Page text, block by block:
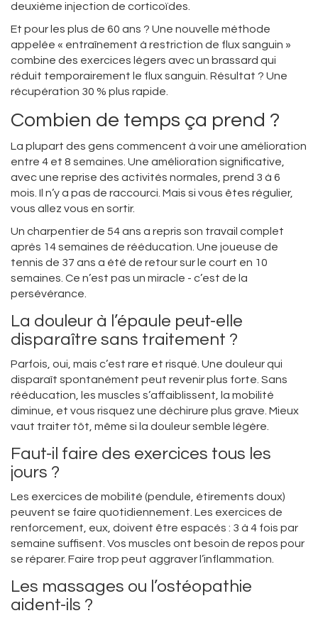
deuxième injection de corticoïdes.
Et pour les plus de 60 ans ? Une nouvelle méthode
appelée « entraînement à restriction de flux sanguin »
combine des exercices légers avec un brassard qui
réduit temporairement le flux sanguin. Résultat ? Une
récupération 30 % plus rapide.
Combien de temps ça prend ?
La plupart des gens commencent à voir une amélioration
entre 4 et 8 semaines. Une amélioration significative,
avec une reprise des activités normales, prend 3 à 6
mois. Il n’y a pas de raccourci. Mais si vous êtes régulier,
vous allez vous en sortir.
Un charpentier de 54 ans a repris son travail complet
après 14 semaines de rééducation. Une joueuse de
tennis de 37 ans a été de retour sur le court en 10
semaines. Ce n’est pas un miracle - c’est de la
persévérance.
La douleur à l’épaule peut-elle
disparaître sans traitement ?
Parfois, oui, mais c’est rare et risqué. Une douleur qui
disparaît spontanément peut revenir plus forte. Sans
rééducation, les muscles s’affaiblissent, la mobilité
diminue, et vous risquez une déchirure plus grave. Mieux
vaut traiter tôt, même si la douleur semble légère.
Faut-il faire des exercices tous les
jours ?
Les exercices de mobilité (pendule, étirements doux)
peuvent se faire quotidiennement. Les exercices de
renforcement, eux, doivent être espacés : 3 à 4 fois par
semaine suffisent. Vos muscles ont besoin de repos pour
se réparer. Faire trop peut aggraver l’inflammation.
Les massages ou l’ostéopathie
aident-ils ?